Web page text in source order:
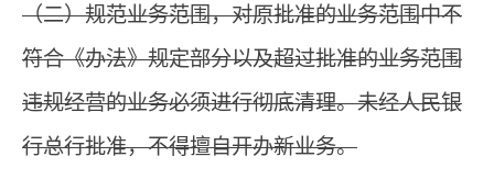
（二）规范业务范围，对原批准的业务范围中不
符合《办法》规定部分以及超过批准的业务范围
违规经营的业务必须进行彻底清理。未经人民银
行总行批准，不得擅自开办新业务。